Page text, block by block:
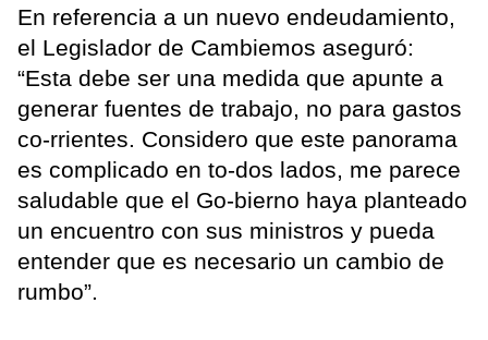
En referencia a un nuevo endeudamiento,
el Legislador de Cambiemos aseguró:
“Esta debe ser una medida que apunte a
generar fuentes de trabajo, no para gastos
co-rrientes. Considero que este panorama
es complicado en to-dos lados, me parece
saludable que el Go-bierno haya planteado
un encuentro con sus ministros y pueda
entender que es necesario un cambio de
rumbo”.